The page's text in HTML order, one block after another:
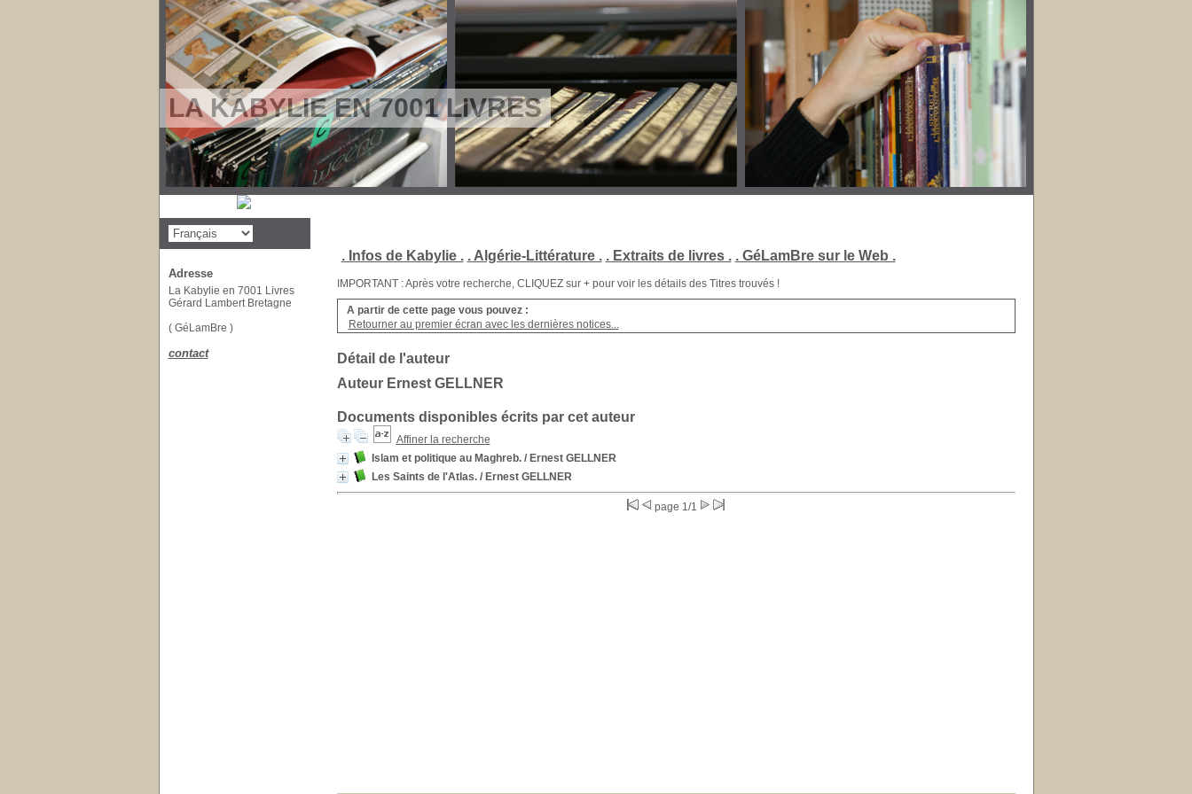
LA KABYLIE EN 7001 LIVRES
. Infos de Kabylie . . Algérie-Littérature . . Extraits de livres . . GéLamBre sur le Web .
IMPORTANT : Après votre recherche, CLIQUEZ sur + pour voir les détails des Titres trouvés !
A partir de cette page vous pouvez :
Retourner au premier écran avec les dernières notices...
Détail de l'auteur
Auteur Ernest GELLNER
Documents disponibles écrits par cet auteur
Affiner la recherche
Islam et politique au Maghreb./ Ernest GELLNER
Les Saints de l'Atlas./ Ernest GELLNER
page 1/1
Adresse
La Kabylie en 7001 Livres
Gérard Lambert Bretagne
( GéLamBre )
contact